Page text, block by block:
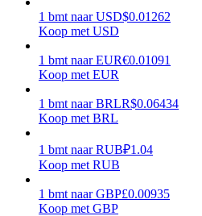
Macht varkentje
1 bmt naar USD$0.01262
Koop met USD
1 bmt naar EUR€0.01091
Koop met EUR
1 bmt naar BRLR$0.06434
Koop met BRL
1 bmt naar RUB₽1.04
Koop met RUB
1 bmt naar GBP£0.00935
Koop met GBP